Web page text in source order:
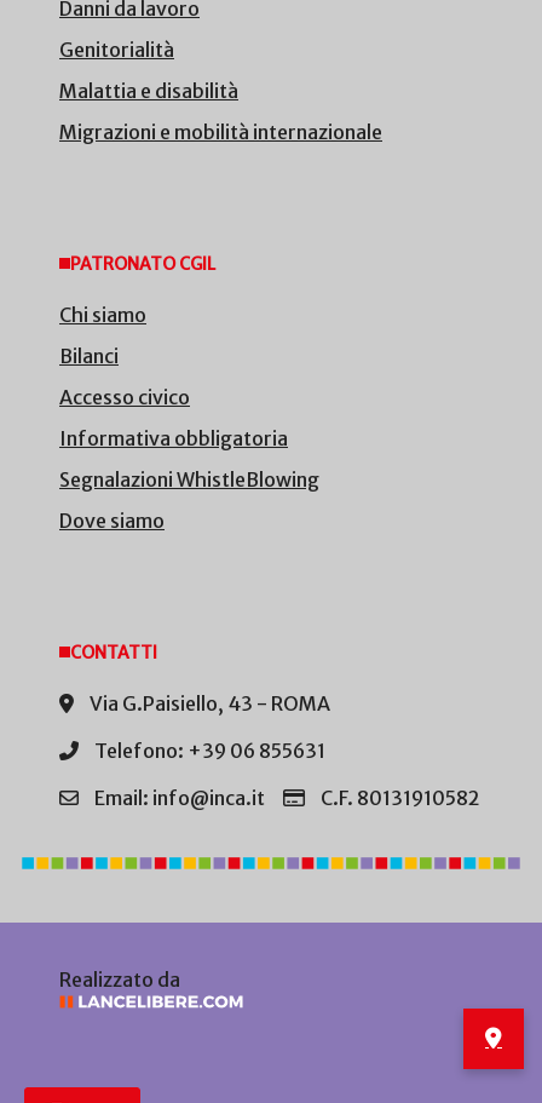
Danni da lavoro
Genitorialità
Malattia e disabilità
Migrazioni e mobilità internazionale
PATRONATO CGIL
Chi siamo
Bilanci
Accesso civico
Informativa obbligatoria
Segnalazioni WhistleBlowing
Dove siamo
CONTATTI
Via G.Paisiello, 43 - ROMA
Telefono: +39 06 855631
Email: info@inca.it
C.F. 80131910582
Realizzato da